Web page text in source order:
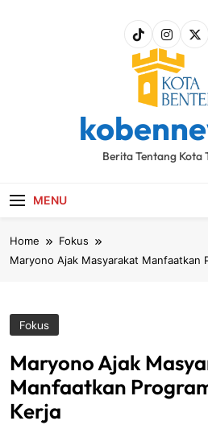
Berita Tentang Kota
MENU
Home
Fokus
Maryono Ajak Masyarakat Manfaatkan
Fokus
Maryono Ajak
Manfaatkan
Kerja